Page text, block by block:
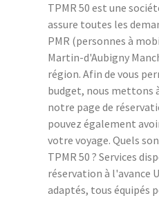
TPMR 50 est une
assure toutes les
PMR (personnes à
Martin-d'Aubigny
région. Afin de vous
budget, nous mettons
notre page de
pouvez également
votre voyage. Quels
TPMR 50 ? Services
réservation à l'avance
adaptés, tous équipés